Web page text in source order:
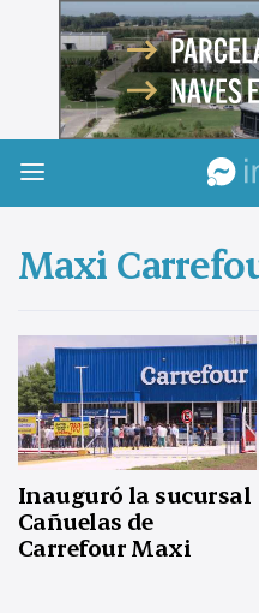
Maxi
Inauguró la sucursal
Cañuelas de
Carrefour Maxi